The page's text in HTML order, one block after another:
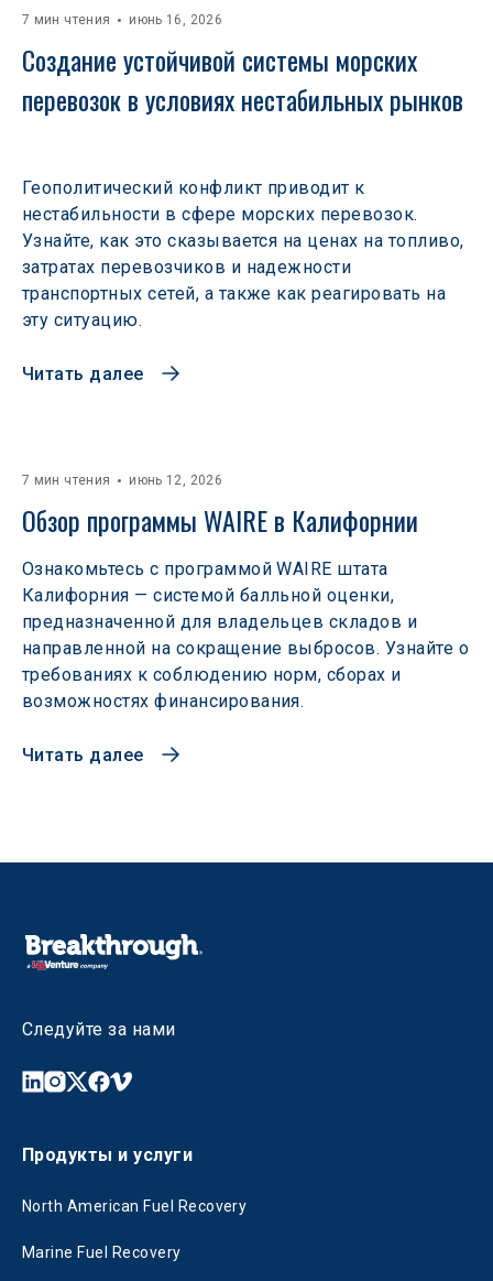
7 мин чтения июнь 16, 2026
Создание устойчивой системы морских
перевозок в условиях нестабильных рынков
Геополитический конфликт приводит к
нестабильности в сфере морских перевозок.
Узнайте, как это сказывается на ценах на топливо,
затратах перевозчиков и надежности
транспортных сетей, а также как реагировать на
эту ситуацию.
Читать далее
7 мин чтения июнь 12, 2026
Обзор программы WAIRE в Калифорнии
Ознакомьтесь с программой WAIRE штата
Калифорния — системой балльной оценки,
предназначенной для владельцев складов и
направленной на сокращение выбросов. Узнайте о
требованиях к соблюдению норм, сборах и
возможностях финансирования.
Читать далее
Следуйте за нами
Продукты и услуги
North American Fuel Recovery
Marine Fuel Recovery